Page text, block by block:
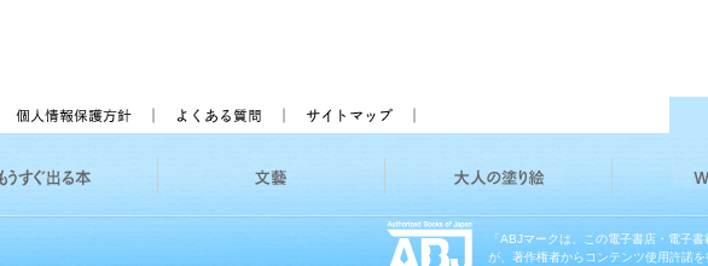
「ABJマークは、この電子書店・電子書
が、著作権者からコンテンツ使用許諾